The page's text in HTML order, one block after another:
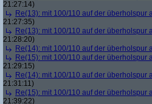
21:27:14)
Re(13): mit 100/110 auf der
21:27:35)
Re(13): mit 100/110 auf der
21:28:20)
Re(14): mit 100/110 auf der
Re(15): mit 100/110 auf der
21:29:15)
Re(14): mit 100/110 auf der
21:31:11)
Re(15): mit 100/110 auf der
21:39:22)